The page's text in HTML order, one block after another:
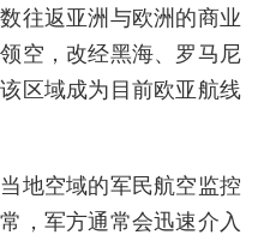
往返亚洲与欧洲的商业
空，改经黑海、罗马尼
区域成为目前欧亚航线
地空域的军民航空监控
，军方通常会迅速介入